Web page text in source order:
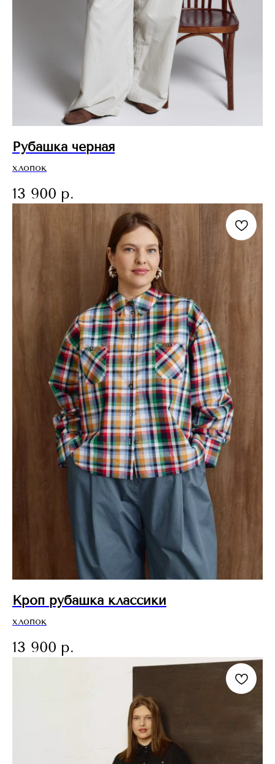
Рубашка черная
хлопок
13 900 р.
Кроп рубашка классики
хлопок
13 900 р.